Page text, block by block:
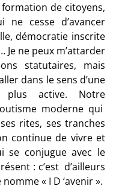
de citoyens,
ne cesse d’avancer
démocratie inscrite
Je ne peux m’attarder
statutaires, mais
dans le sens d’une
plus active. Notre
moderne qui
rites, ses tranches
continue de vivre et
se conjugue avec le
: c’est d’ailleurs
« I D ‘avenir ».